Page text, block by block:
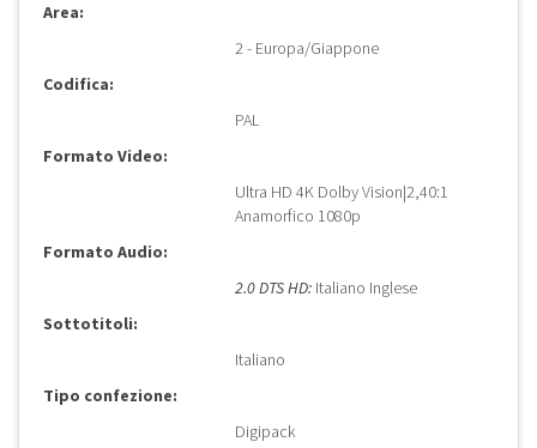
Area:
2 - Europa/Giappone
Codifica:
PAL
Formato Video:
Ultra HD 4K Dolby Vision|2,40:1
Anamorfico 1080p
Formato Audio:
2.0 DTS HD: Italiano Inglese
Sottotitoli:
Italiano
Tipo confezione:
Digipack